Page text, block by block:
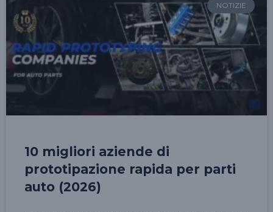
NOTIZIE
10 migliori aziende di
prototipazione rapida per parti
auto (2026)